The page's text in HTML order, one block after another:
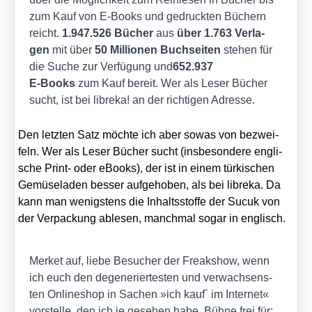
zum Kauf von E‑Books und gedruck­ten Büchern
reicht. 1.947.526 Bücher aus über 1.763 Ver­la­
gen mit über50 Mil­lio­nen Buch­sei­ten ste­hen für
die Suche zur Ver­fü­gung und652.937
E‑Books zum Kauf bereit. Wer als Leser Bücher
sucht, ist bei libre­ka! an der rich­ti­gen Adres­se.
Den letz­ten Satz möch­te ich aber sowas von bezwei­
feln. Wer als Leser Bücher sucht (ins­be­son­de­re eng­li­
sche Print- oder eBooks), der ist in einem tür­ki­schen
Gemü­se­la­den bes­ser auf­ge­ho­ben, als bei libre­ka. Da
kann man wenigs­tens die Inhalts­stof­fe der Sucuk von
der Ver­pa­ckung able­sen, manch­mal sogar in eng­lisch.
Mer­ket auf, lie­be Besu­cher der Freak­show, wenn
ich euch den dege­ne­rier­tes­ten und ver­wach­sens­
ten Online­shop in Sachen »ich kauf´ im Inter­net«